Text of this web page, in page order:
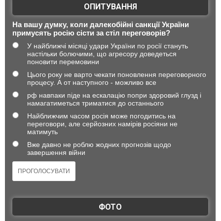
ОПИТУВАННЯ
На вашу думку, коли далекобійні санкції України
примусять росію сісти за стіл переговорів?
У найближчі місяці удари України по росії стануть
настільки болючими, що агресору доведеться
поновити перемовини
Цього року не варто чекати поновлення переговорного
процесу. А от наступного - можливо все
рф навпаки піде на ескалацію попри здоровий глузд і
намагатиметься триматися до останнього
Найближчим часом росія може погодитись на
переговори, але серйозних намірів росіяни не
матимуть
Вже давно не роблю жодних прогнозів щодо
завершення війни
ФОТО